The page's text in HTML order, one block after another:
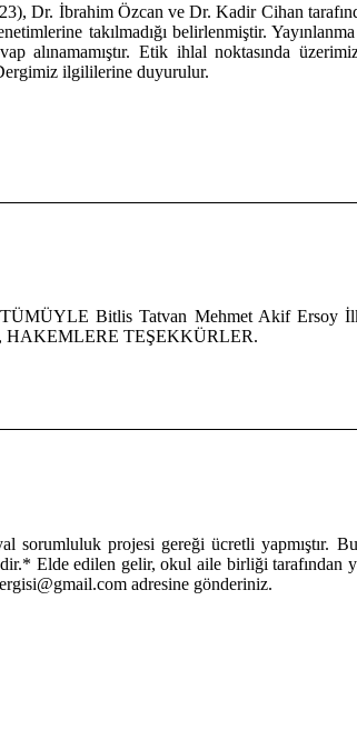
Dr. İbrahim Özcan ve Dr. Kadir Cihan
takılmadığı belirlenmiştir.
alınamamıştır. Etik ihlal noktasında
ilgililerine duyurulur.
Bitlis Tatvan Mehmet Akif
TEŞEKKÜRLER.
sorumluluk projesi gereği ücretli yapmıştır.
Elde edilen gelir, okul aile birliği
adresine gönderiniz.